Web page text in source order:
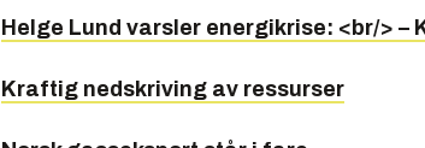
Helge Lund varsler energikrise: <br/> –
Kraftig nedskriving av ressurser